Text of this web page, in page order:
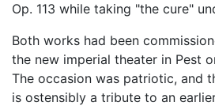
Op. 113 while taking "the cure"
Both works had been
the new imperial theater in Pest
The occasion was patriotic, and
is ostensibly a tribute to an